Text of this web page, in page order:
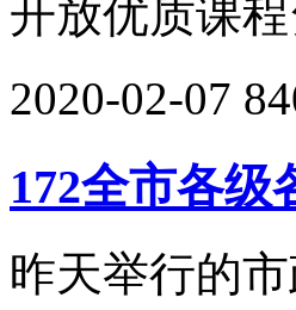
开放优质课
2020-02-07
172全市各级
昨天举行的